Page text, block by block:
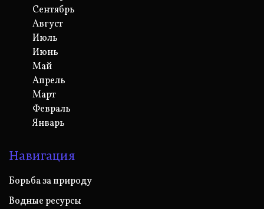
Сентябрь
Август
Июль
Июнь
Май
Апрель
Март
Февраль
Январь
Навигация
Борьба за природу
Водные ресурсы